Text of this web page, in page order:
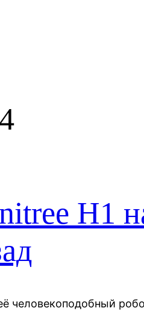
H1
человекоподобный